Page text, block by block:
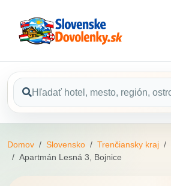
Domov Slovensko Trenčiansky kraj
Apartmán Lesná 3, Bojnice